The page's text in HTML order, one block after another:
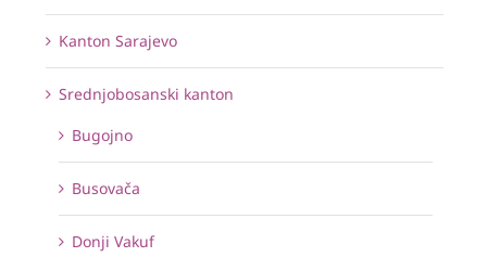
Kanton Sarajevo
Srednjobosanski kanton
Bugojno
Busovača
Donji Vakuf